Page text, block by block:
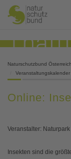
Naturschutzbund Österreich
Veranstaltungskalender
Online:
Veranstalter:
Insekten sind die